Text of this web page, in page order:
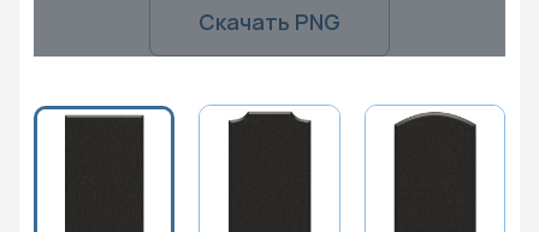
Скачать PNG